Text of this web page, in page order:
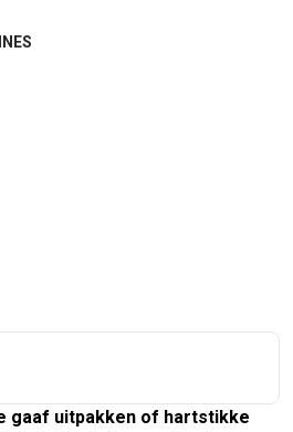
gaaf uitpakken of hartstikke